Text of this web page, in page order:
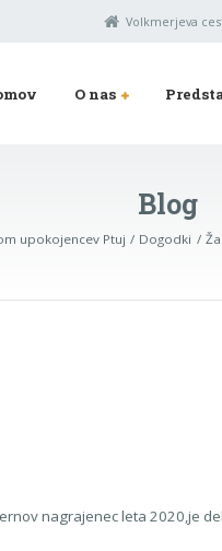
Volkmerjeva
O nas
Blog
upokojencev Ptuj Dogodki
nagrajenec leta 2020,je